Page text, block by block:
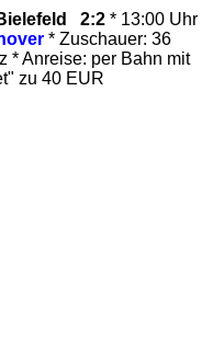
2:2 * 13:00 Uhr
* Zuschauer: 36
* Anreise: per Bahn mit
zu 40 EUR